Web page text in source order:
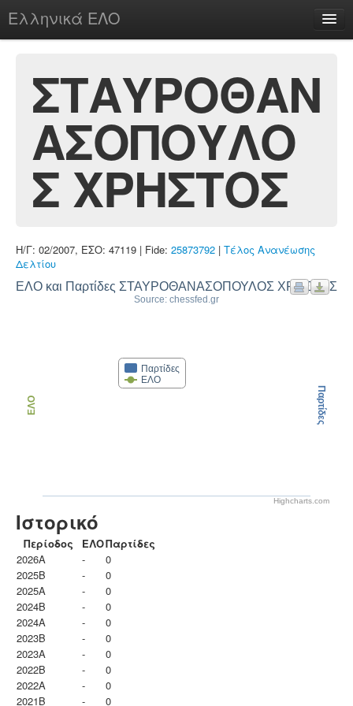
Ελληνικά ΕΛΟ
chesstu.be @ discord
Login
ΣΤΑΥΡΟΘΑΝ
ΑΣΟΠΟΥΛΟ
Σ ΧΡΗΣΤΟΣ
Η/Γ: 02/2007, ΕΣΟ: 47119 | Fide: 25873792 | Τέλος Ανανέωσης
Δελτίου
ΕΛΟ και Παρτίδες ΣΤΑΥΡΟΘΑΝΑΣΟΠΟΥΛΟΣ ΧΡΗΣΤΟΣ
Source: chessfed.gr
Παρτίδες
ΕΛΟ
ΕΛΟ Παρτίδες
Highcharts.com
Ιστορικό
Περίοδος ΕΛΟΠαρτίδες
2026A
-
0
2025B
-
0
2025A
-
0
2024B
-
0
2024A
-
0
2023B
-
0
2023Α
-
0
2022B
-
0
2022A
-
0
2021B
- 0